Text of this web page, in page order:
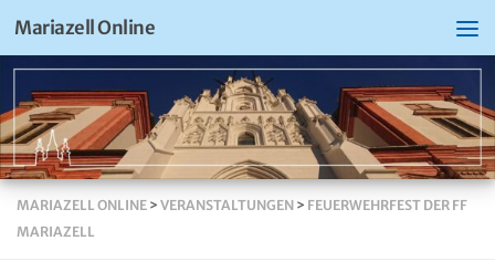
Mariazell Online
MARIAZELL ONLINE > VERANSTALTUNGEN > FEUERWEHRFEST DER FF
MARIAZELL